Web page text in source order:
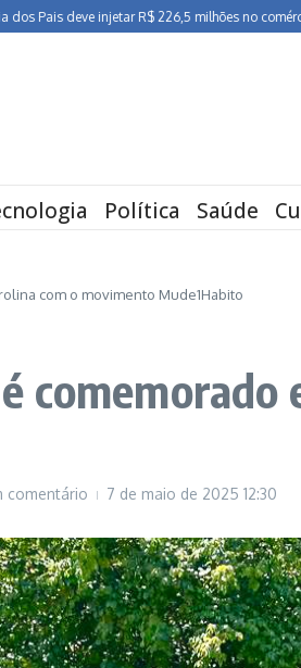
injetar R$ 226,5 milhões no comércio de
Política Saúde
com o movimento Mude1Habito
comentário 7 de maio de 2025 12:30